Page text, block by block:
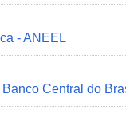
- ANEEL
Central do